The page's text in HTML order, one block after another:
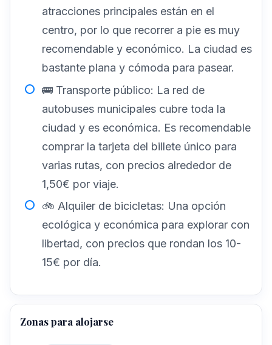
atracciones principales están en el
centro, por lo que recorrer a pie es muy
recomendable y económico. La ciudad es
bastante plana y cómoda para pasear.
🚌 Transporte público: La red de
autobuses municipales cubre toda la
ciudad y es económica. Es recomendable
comprar la tarjeta del billete único para
varias rutas, con precios alrededor de
1,50€ por viaje.
🚲 Alquiler de bicicletas: Una opción
ecológica y económica para explorar con
libertad, con precios que rondan los 10-
15€ por día.
Zonas para alojarse